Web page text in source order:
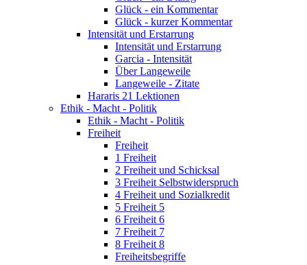
Glück - ein Kommentar
Glück - kurzer Kommentar
Intensität und Erstarrung
Intensität und Erstarrung
Garcia - Intensität
Über Langeweile
Langeweile - Zitate
Hararis 21 Lektionen
Ethik - Macht - Politik
Ethik - Macht - Politik
Freiheit
Freiheit
1 Freiheit
2 Freiheit und Schicksal
3 Freiheit Selbstwiderspruch
4 Freiheit und Sozialkredit
5 Freiheit 5
6 Freiheit 6
7 Freiheit 7
8 Freiheit 8
Freiheitsbegriffe